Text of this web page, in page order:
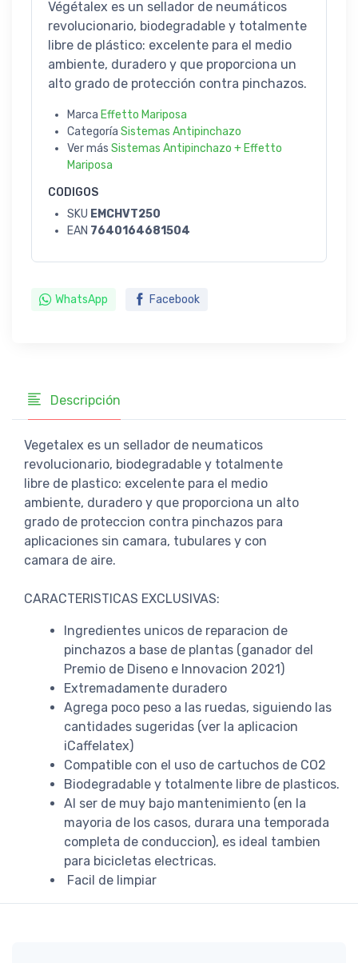
Végétalex es un sellador de neumáticos
revolucionario, biodegradable y totalmente
libre de plástico: excelente para el medio
ambiente, duradero y que proporciona un
alto grado de protección contra pinchazos.
Marca Effetto Mariposa
Categoría Sistemas Antipinchazo
Ver más Sistemas Antipinchazo + Effetto
Mariposa
CODIGOS
SKU EMCHVT250
EAN 7640164681504
WhatsApp Facebook
Descripción
Vegetalex es un sellador de neumaticos
revolucionario, biodegradable y totalmente
libre de plastico: excelente para el medio
ambiente, duradero y que proporciona un alto
grado de proteccion contra pinchazos para
aplicaciones sin camara, tubulares y con
camara de aire.
CARACTERISTICAS EXCLUSIVAS:
Ingredientes unicos de reparacion de
pinchazos a base de plantas (ganador del
Premio de Diseno e Innovacion 2021)
Extremadamente duradero
Agrega poco peso a las ruedas, siguiendo las
cantidades sugeridas (ver la aplicacion
iCaffelatex)
Compatible con el uso de cartuchos de CO2
Biodegradable y totalmente libre de plasticos.
Al ser de muy bajo mantenimiento (en la
mayoria de los casos, durara una temporada
completa de conduccion), es ideal tambien
para bicicletas electricas.
Facil de limpiar